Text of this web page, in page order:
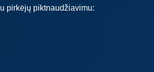
pirkėjų piktnaudžiavimu: